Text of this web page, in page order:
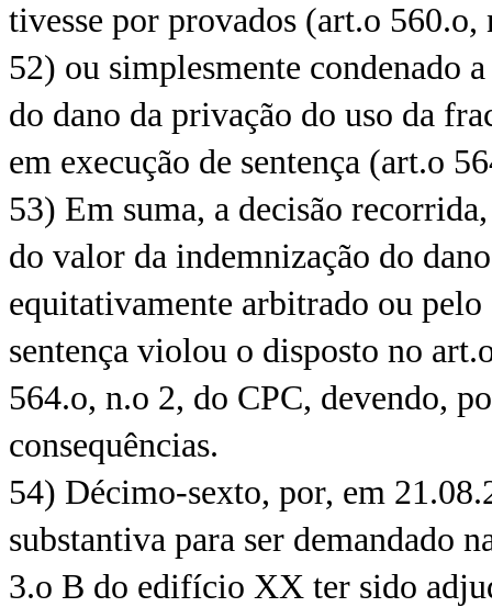
tivesse por provados (art.o
52) ou simplesmente condenado
do dano da privação do uso da
em execução de sentença (art.o
53) Em suma, a decisão
do valor da indemnização do
equitativamente arbitrado ou pelo
sentença violou o disposto no
564.o, n.o 2, do CPC, devendo,
consequências.
54) Décimo-sexto, por, em
substantiva para ser demandado
3.o B do edifício XX ter sido